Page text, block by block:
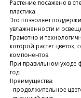
Растение посажено в
пластика.
Это позволяет
увлажненности и
Грамотно и
которой растет цветок,
компонентов.
При правильном уходе
год.
Преимущества:
- продолжительное